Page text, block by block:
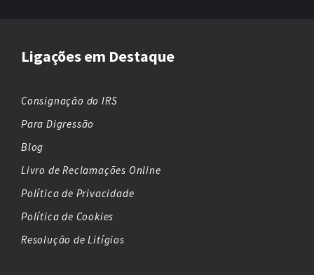
Ligações em Destaque
Consignação do IRS
Para Digressão
Blog
Livro de Reclamações Online
Política de Privacidade
Política de Cookies
Resolução de Litígios